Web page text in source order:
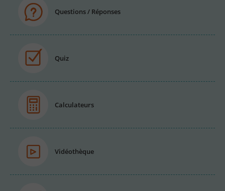
Questions / Réponses
Quiz
Calculateurs
Vidéothèque